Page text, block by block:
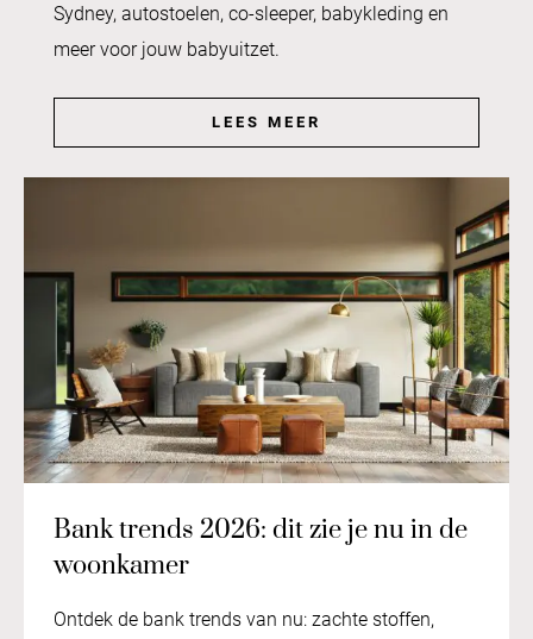
Sydney, autostoelen, co-sleeper, babykleding en
meer voor jouw babyuitzet.
LEES MEER
Bank trends 2026: dit zie je nu in de
woonkamer
Ontdek de bank trends van nu: zachte stoffen,